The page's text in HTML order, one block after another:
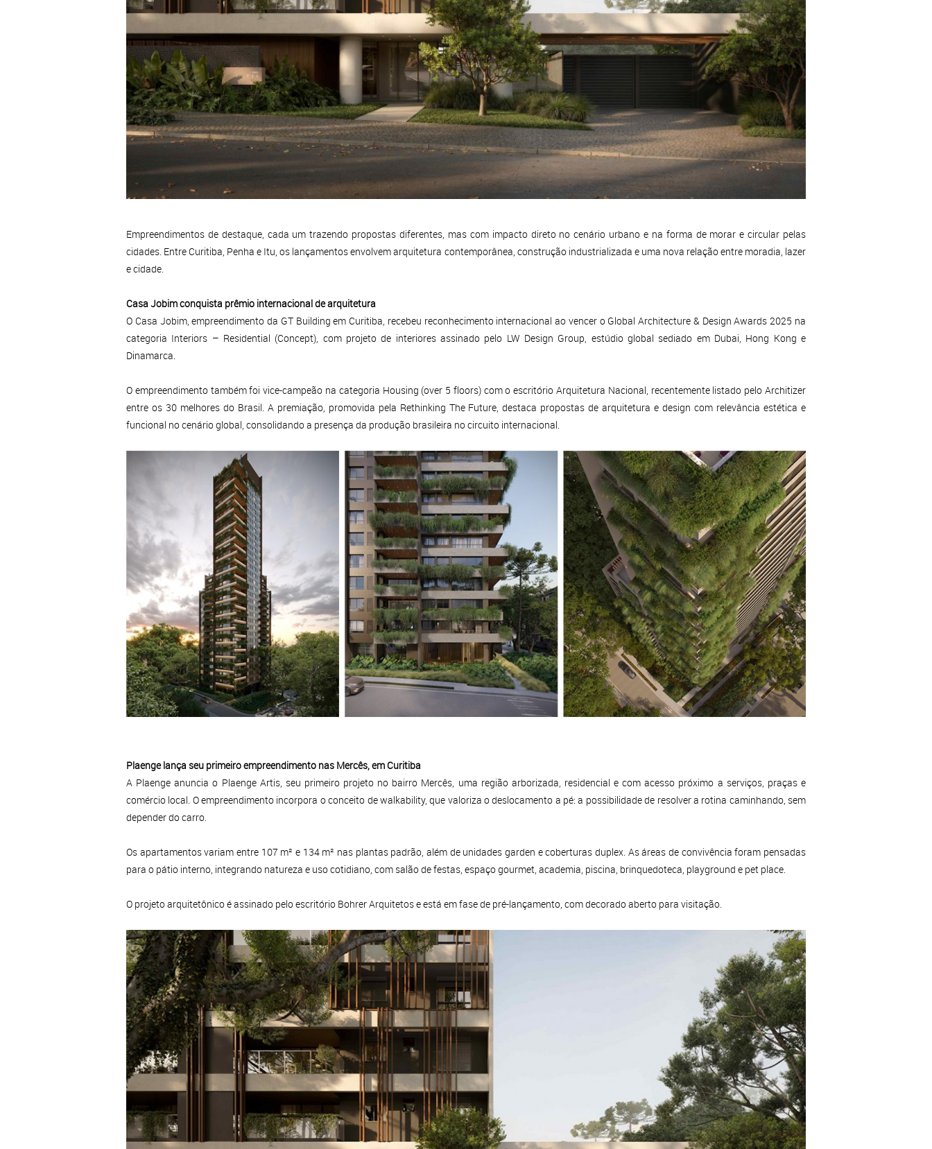
Empreendimentos de destaque, cada um trazendo propostas diferentes, mas com impacto direto no cenário urbano e na forma de morar e circular pelas
cidades. Entre Curitiba, Penha e Itu, os lançamentos envolvem arquitetura contemporânea, construção industrializada e uma nova relação entre moradia, lazer
e cidade.
Casa Jobim conquista prêmio internacional de arquitetura
O Casa Jobim, empreendimento da GT Building em Curitiba, recebeu reconhecimento internacional ao vencer o Global Architecture & Design Awards 2025 na
categoria Interiors – Residential (Concept), com projeto de interiores assinado pelo LW Design Group, estúdio global sediado em Dubai, Hong Kong e
Dinamarca.
O empreendimento também foi vice-campeão na categoria Housing (over 5 floors) com o escritório Arquitetura Nacional, recentemente listado pelo Architizer
entre os 30 melhores do Brasil. A premiação, promovida pela Rethinking The Future, destaca propostas de arquitetura e design com relevância estética e
funcional no cenário global, consolidando a presença da produção brasileira no circuito internacional.
Plaenge lança seu primeiro empreendimento nas Mercês, em Curitiba
A Plaenge anuncia o Plaenge Artis, seu primeiro projeto no bairro Mercês, uma região arborizada, residencial e com acesso próximo a serviços, praças e
comércio local. O empreendimento incorpora o conceito de walkability, que valoriza o deslocamento a pé: a possibilidade de resolver a rotina caminhando, sem
depender do carro.
Os apartamentos variam entre 107 m² e 134 m² nas plantas padrão, além de unidades garden e coberturas duplex. As áreas de convivência foram pensadas
para o pátio interno, integrando natureza e uso cotidiano, com salão de festas, espaço gourmet, academia, piscina, brinquedoteca, playground e pet place.
O projeto arquitetônico é assinado pelo escritório Bohrer Arquitetos e está em fase de pré-lançamento, com decorado aberto para visitação.